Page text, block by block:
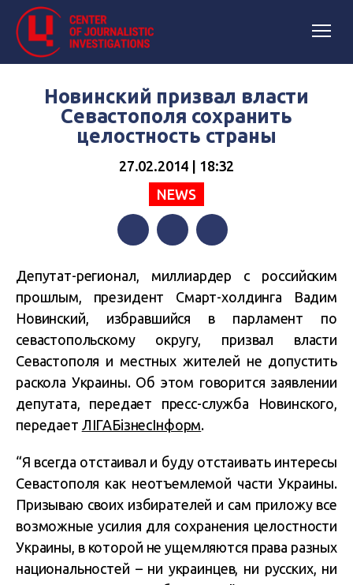
Новинский призвал власти
Севастополя сохранить
целостность страны
27.02.2014 | 18:32
NEWS
Депутат-регионал, миллиардер с российским
прошлым, президент Смарт-холдинга Вадим
Новинский, избравшийся в парламент по
севастопольскому округу, призвал власти
Севастополя и местных жителей не допустить
раскола Украины. Об этом говорится заявлении
депутата, передает пресс-служба Новинского,
передает ЛIГАБiзнесIнформ.
“Я всегда отстаивал и буду отстаивать интересы
Севастополя как неотъемлемой части Украины.
Призываю своих избирателей и сам приложу все
возможные усилия для сохранения целостности
Украины, в которой не ущемляются права разных
национальностей – ни украинцев, ни русских, ни